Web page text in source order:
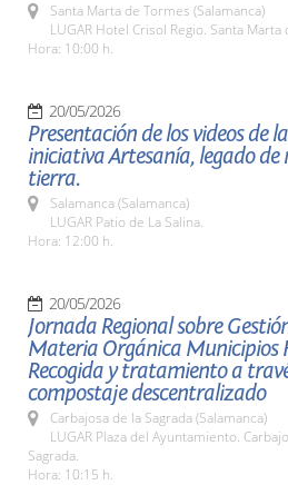
Santa Marta de Tormes (Salamanca)
LUGAR Hotel Crisol Regio. Santa Marta
Hora: 10:00 h.
20/05/2026
Presentación de los videos de la
iniciativa Artesanía, legado de
tierra.
Salamanca (Salamanca)
LUGAR Patio de La Salina.
Hora: 12:00 h.
20/05/2026
Jornada Regional sobre
Materia Orgánica Municipios
Recogida y tratamiento a
compostaje descentralizado
Carbajosa de la Sagrada (Salamanca)
LUGAR Plaza del Ayuntamiento.
Sagrada.
Hora: 10:15 h.